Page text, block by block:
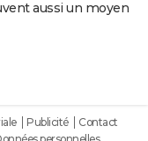
aussi un moyen
Publicité
Contact